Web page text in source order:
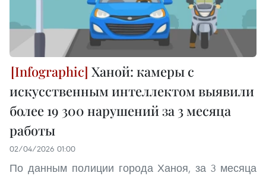
Ханой: камеры с
искусственным интеллектом выявили
более 19 300 нарушений за 3 месяца
работы
02/04/2026 01:00
По данным полиции города Ханоя, за 3 месяца